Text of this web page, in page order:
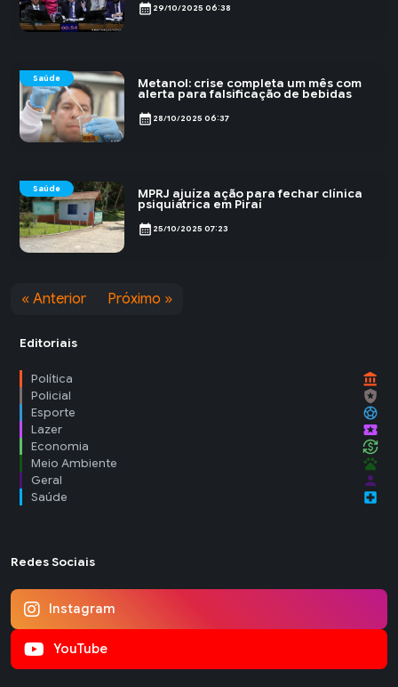
calendar_month 29/10/2025 06:38
Saúde Metanol: crise completa um mês com
alerta para falsificação de bebidas
calendar_month 28/10/2025 06:37
Saúde MPRJ ajuíza ação para fechar clínica
psiquiátrica em Piraí
calendar_month 25/10/2025 07:23
« Anterior Próximo »
Editoriais
Política account_balance
Policial local_police
Esporte sports_soccer
Lazer local_activity
Economia currency_exchange
Meio Ambiente pets
Geral person
Saúde local_hospital
Redes Sociais
Instagram
YouTube